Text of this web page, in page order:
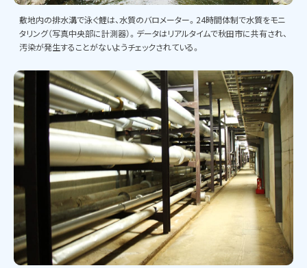
敷地内の排水溝で泳ぐ鯉は、水質のバロメーター。24時間体制で水質をモニ
タリング（写真中央部に計測器）。データはリアルタイムで秋田市に共有され、
汚染が発生することがないようチェックされている。